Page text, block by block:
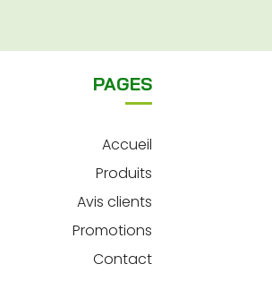
PAGES
Accueil
Produits
Avis clients
Promotions
Contact